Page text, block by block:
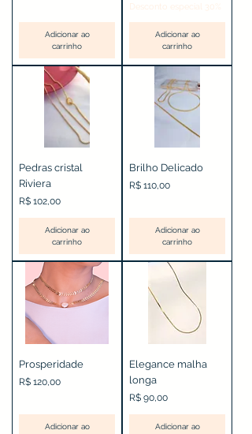
Adicionar ao
carrinho
Desconto especial 30%
Adicionar ao
carrinho
Pedras cristal
Riviera
Preço
R$ 102,00
Adicionar ao
carrinho
Brilho Delicado
Preço
R$ 110,00
Adicionar ao
carrinho
Prosperidade
Preço
R$ 120,00
Adicionar ao
Elegance malha
longa
Preço
R$ 90,00
Adicionar ao